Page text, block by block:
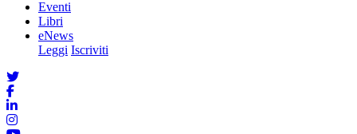
Eventi
Libri
eNews
Leggi Iscriviti